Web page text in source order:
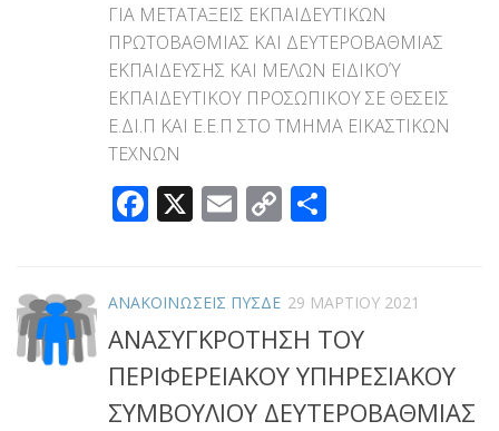
ΓΙΑ ΜΕΤΑΤΑΞΕΙΣ ΕΚΠΑΙΔΕΥΤΙΚΩΝ
ΠΡΩΤΟΒΑΘΜΙΑΣ ΚΑΙ ΔΕΥΤΕΡΟΒΑΘΜΙΑΣ
ΕΚΠΑΙΔΕΥΣΗΣ ΚΑΙ ΜΕΛΩΝ ΕΙΔΙΚΟΎ
ΕΚΠΑΙΔΕΥΤΙΚΟΥ ΠΡΟΣΩΠΙΚΟΥ ΣΕ ΘΕΣΕΙΣ
Ε.ΔΙ.Π ΚΑΙ Ε.Ε.Π ΣΤΟ ΤΜΗΜΑ ΕΙΚΑΣΤΙΚΩΝ
ΤΕΧΝΩΝ
Facebook
X Email
Copy
ΑΝΑΚΟΙΝΩΣΕΙΣ ΠΥΣΔΕ 29 ΜΑΡΤΊΟΥ 2021
ΑΝΑΣΥΓΚΡΟΤΗΣΗ ΤΟΥ
ΠΕΡΙΦΕΡΕΙΑΚΟΥ ΥΠΗΡΕΣΙΑΚΟΥ
ΣΥΜΒΟΥΛΙΟΥ ΔΕΥΤΕΡΟΒΑΘΜΙΑΣ